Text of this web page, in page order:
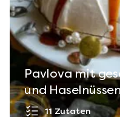
Pavlova mit
und Haselnüssen
11 Zutaten